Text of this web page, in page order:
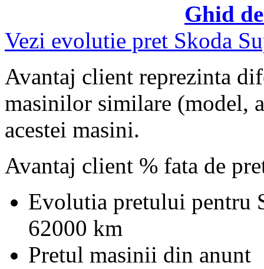
Ghid
Vezi evolutie pret Skoda
Avantaj client reprezinta
masinilor similare (model,
acestei masini.
Avantaj client % fata de
Evolutia pretului pentru
62000 km
Pretul masinii din anunt